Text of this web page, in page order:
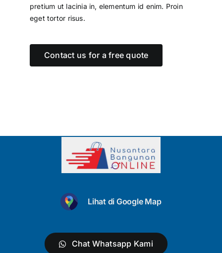
pretium ut lacinia in, elementum id enim. Proin
eget tortor risus.
Contact us for a free quote
Lihat di Google Map
Chat Whatsapp Kami